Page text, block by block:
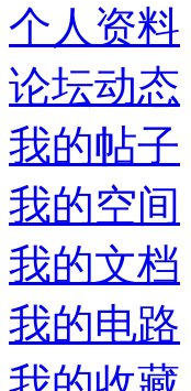
个人资料
论坛动态
我的帖子
我的空间
我的文档
我的电路